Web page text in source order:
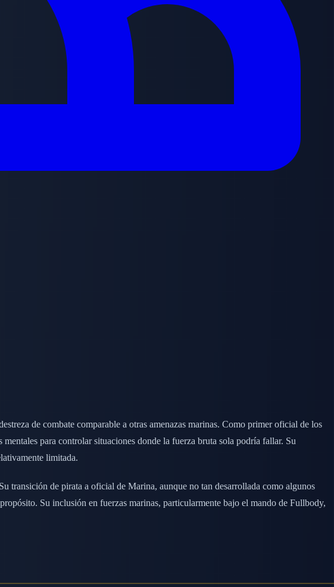
de combate comparable a otras amenazas marinas. Como primer oficial de los
para controlar situaciones donde la fuerza bruta sola podría fallar. Su
limitada.
transición de pirata a oficial de Marina, aunque no tan desarrollada como algunos
Su inclusión en fuerzas marinas, particularmente bajo el mando de Fullbody,